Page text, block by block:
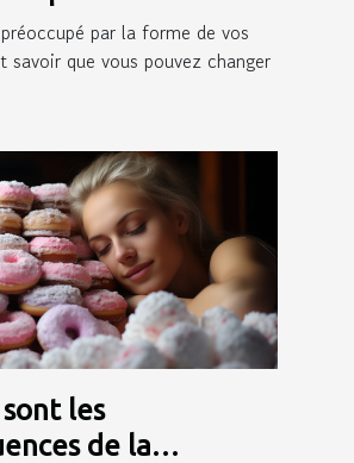
par la forme de vos
savoir que vous pouvez changer
les
de la